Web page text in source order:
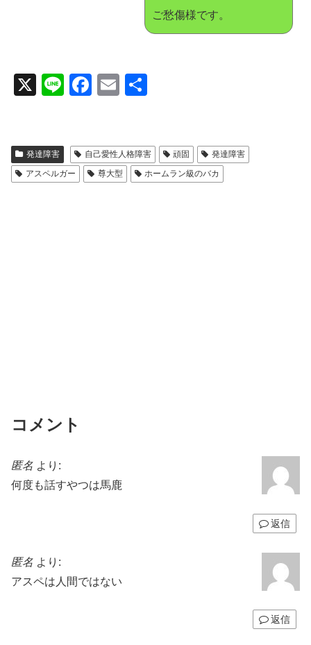
ご愁傷様です。
X
Li
F
e
b
E
発達障害 自己愛性人格障害 頑固
発達障害
アスペルガー
尊大型 ホームラン級のバカ
コメント
匿名 より:
何度も話すやつは馬鹿
返信
匿名 より:
アスペは人間ではない
返信